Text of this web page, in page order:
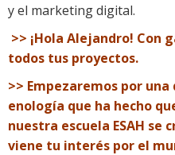
y el marketing digital.
>> ¡Hola Alejandro! Con
todos tus proyectos.
>> Empezaremos por
enología que ha hecho
nuestra escuela ESAH se
viene tu interés por el